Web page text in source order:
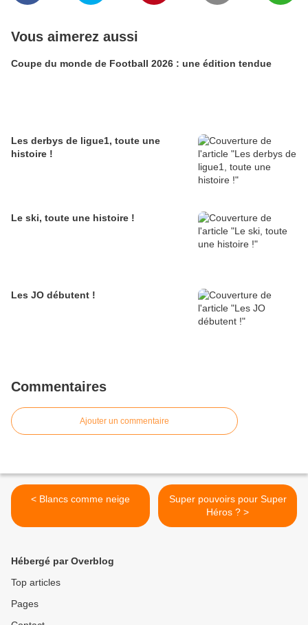
Vous aimerez aussi
Coupe du monde de Football 2026 : une édition tendue
Les derbys de ligue1, toute une
histoire !
Le ski, toute une histoire !
Les JO débutent !
Commentaires
Ajouter un commentaire
< Blancs comme neige
Super pouvoirs pour Super
Héros ? >
Hébergé par Overblog
Top articles
Pages